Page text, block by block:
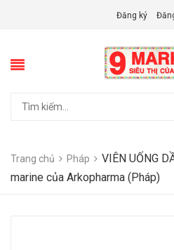
Đăng ký
Trang chủ Pháp
VIÊN UỐNG
marine của Arkopharma (Pháp)